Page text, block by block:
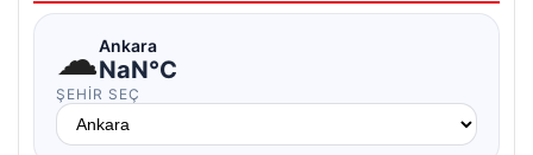
☁Ankara
NaN°C
ŞEHIR SEÇ